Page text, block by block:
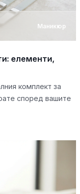
Маникюр
елементи,
комплект за
според вашите